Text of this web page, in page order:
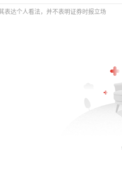
表达个人看法，并不表明证券时报立场